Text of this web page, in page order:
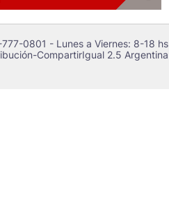
0801 - Lunes a Viernes: 8-18 hs
CompartirIgual 2.5 Argentina